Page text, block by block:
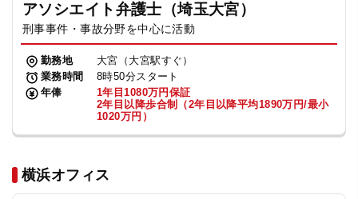
アソシエイト弁護士（埼玉大宮）
刑事事件・事故分野を中心に活動
勤務地
大宮（大宮駅すぐ）
業務時間
8時50分スタート
年俸
1年目1080万円保証
2年目以降歩合制（2年目以降平均1890万円/最小
1020万円）
横浜オフィス